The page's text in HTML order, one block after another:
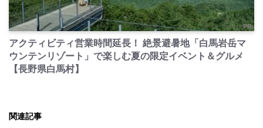
PR
アクティビティ営業時間延長！ 絶景避暑地「白馬岩岳マ
ウンテンリゾート」で楽しむ夏の限定イベント＆グルメ
【長野県白馬村】
関連記事